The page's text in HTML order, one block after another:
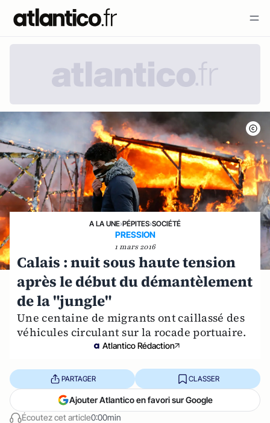
A LA UNE›PÉPITES›SOCIÉTÉ
PRESSION
1 mars 2016
Calais : nuit sous haute tension
après le début du démantèlement
de la "jungle"
Une centaine de migrants ont caillassé des
véhicules circulant sur la rocade portuaire.
Atlantico Rédaction
Écoutez cet article0:00min
PARTAGER CLASSER
Ajouter Atlantico en favori sur Google